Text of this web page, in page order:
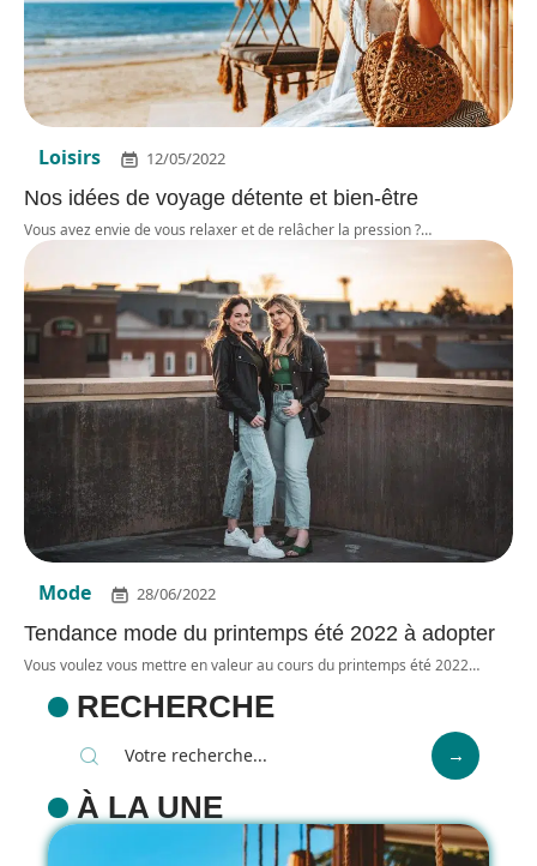
Loisirs 12/05/2022
Nos idées de voyage détente et bien-être
Vous avez envie de vous relaxer et de relâcher la pression ?…
Mode 28/06/2022
Tendance mode du printemps été 2022 à adopter
Vous voulez vous mettre en valeur au cours du printemps été 2022…
RECHERCHE
À LA UNE